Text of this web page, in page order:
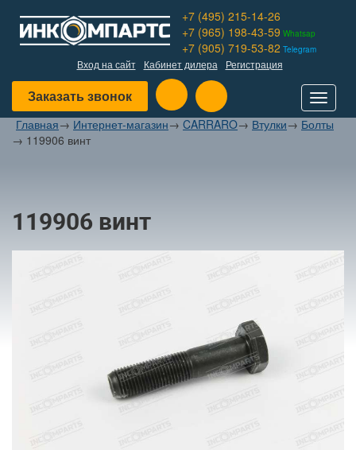
+7 (495) 215-14-26
+7 (965) 198-43-59 Whatsap
+7 (905) 719-53-82 Telegram
Вход на сайт Кабинет дилера Регистрация
Заказать звонок
Toggle
Главная→ Интернет-магазин→ CARRARO→ Втулки→ Болты
→ 119906 винт
119906 винт